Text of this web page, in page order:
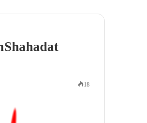
Shahadat
18